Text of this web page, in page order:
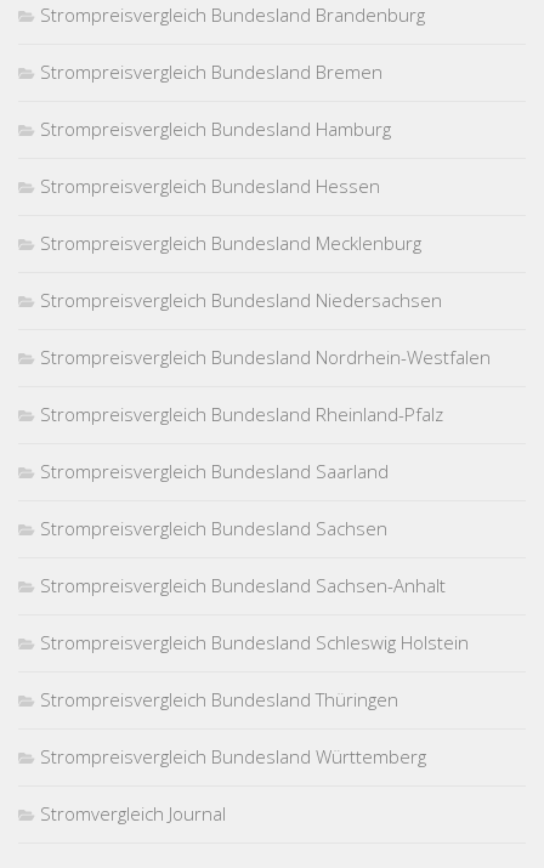
Strompreisvergleich Bundesland Brandenburg
Strompreisvergleich Bundesland Bremen
Strompreisvergleich Bundesland Hamburg
Strompreisvergleich Bundesland Hessen
Strompreisvergleich Bundesland Mecklenburg
Strompreisvergleich Bundesland Niedersachsen
Strompreisvergleich Bundesland Nordrhein-Westfalen
Strompreisvergleich Bundesland Rheinland-Pfalz
Strompreisvergleich Bundesland Saarland
Strompreisvergleich Bundesland Sachsen
Strompreisvergleich Bundesland Sachsen-Anhalt
Strompreisvergleich Bundesland Schleswig Holstein
Strompreisvergleich Bundesland Thüringen
Strompreisvergleich Bundesland Württemberg
Stromvergleich Journal